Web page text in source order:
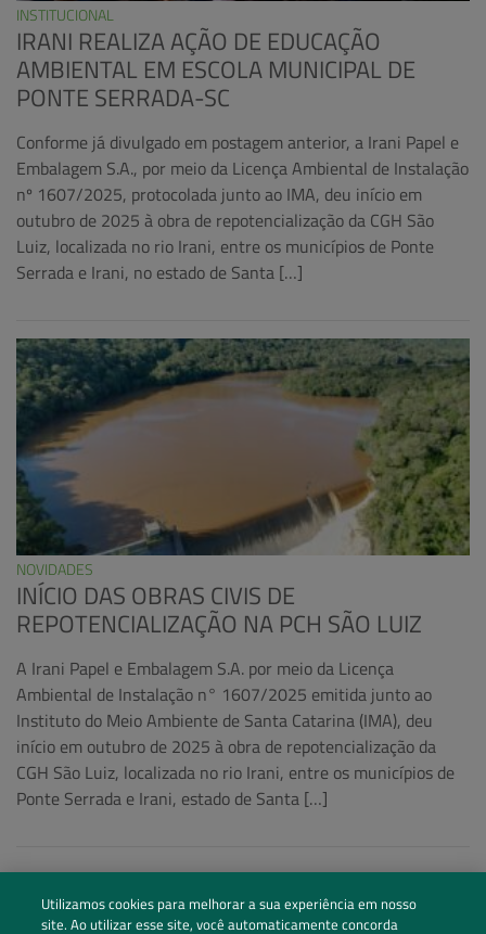
INSTITUCIONAL
IRANI REALIZA AÇÃO DE EDUCAÇÃO
AMBIENTAL EM ESCOLA MUNICIPAL DE
PONTE SERRADA-SC
Conforme já divulgado em postagem anterior, a Irani Papel e
Embalagem S.A., por meio da Licença Ambiental de Instalação
nº 1607/2025, protocolada junto ao IMA, deu início em
outubro de 2025 à obra de repotencialização da CGH São
Luiz, localizada no rio Irani, entre os municípios de Ponte
Serrada e Irani, no estado de Santa […]
NOVIDADES
INÍCIO DAS OBRAS CIVIS DE
REPOTENCIALIZAÇÃO NA PCH SÃO LUIZ
A Irani Papel e Embalagem S.A. por meio da Licença
Ambiental de Instalação n° 1607/2025 emitida junto ao
Instituto do Meio Ambiente de Santa Catarina (IMA), deu
início em outubro de 2025 à obra de repotencialização da
CGH São Luiz, localizada no rio Irani, entre os municípios de
Ponte Serrada e Irani, estado de Santa […]
Utilizamos cookies para melhorar a sua experiência em nosso
site. Ao utilizar esse site, você automaticamente concorda